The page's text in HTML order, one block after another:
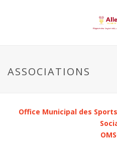
ASSOCIATIONS
Office Municipal des